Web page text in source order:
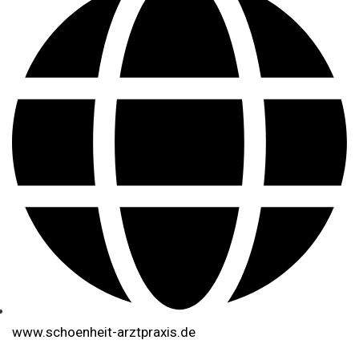
www.schoenheit-arztpraxis.de